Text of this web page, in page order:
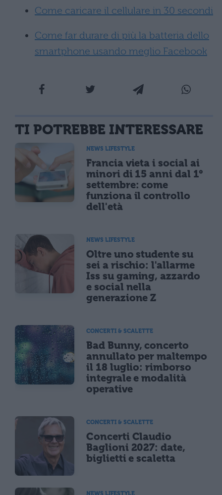
Come caricare il cellulare in 30 secondi
Come far durare di più la batteria dello
smartphone usando meglio Facebook
TI POTREBBE INTERESSARE
NEWS LIFESTYLE
Francia vieta i social ai
minori di 15 anni dal 1°
settembre: come
funziona il controllo
dell'età
NEWS LIFESTYLE
Oltre uno studente su
sei a rischio: l'allarme
Iss su gaming, azzardo
e social nella
generazione Z
CONCERTI & SCALETTE
Bad Bunny, concerto
annullato per maltempo
il 18 luglio: rimborso
integrale e modalità
operative
CONCERTI & SCALETTE
Concerti Claudio
Baglioni 2027: date,
biglietti e scaletta